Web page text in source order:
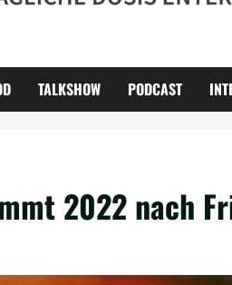
TALKSHOW PODCAST
2022 nach